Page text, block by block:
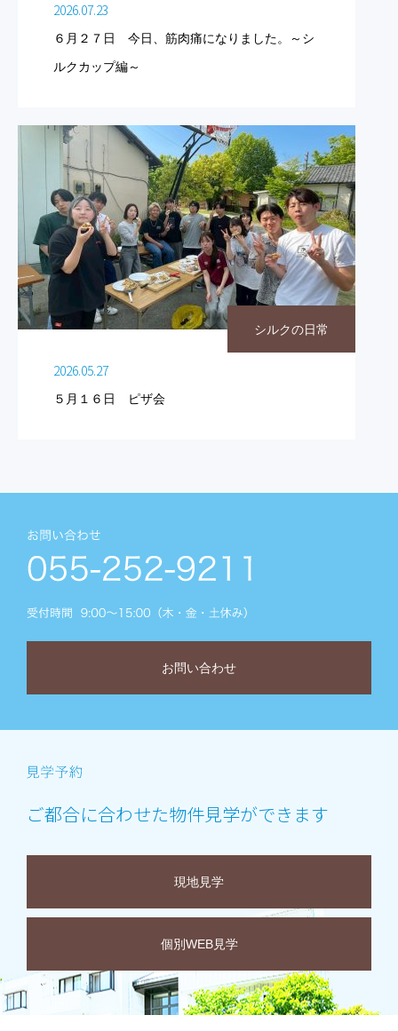
2026.07.23
６月２７日 今日、筋肉痛になりました。～シ
ルクカップ編～
シルクの日常
2026.05.27
５月１６日 ピザ会
お問い合わせ
ご都合に合わせた物件見学ができます
現地見学
個別WEB見学